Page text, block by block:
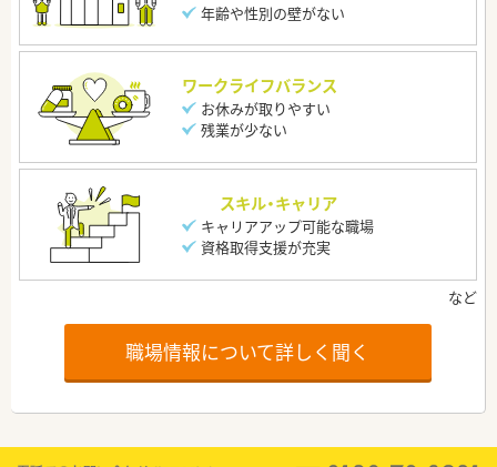
年齢や性別の壁がない
ワークライフバランス
お休みが取りやすい
残業が少ない
スキル・キャリア
キャリアアップ可能な職場
資格取得支援が充実
職場情報について詳しく聞く